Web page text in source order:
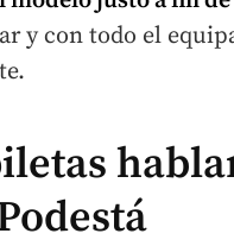
y con todo el